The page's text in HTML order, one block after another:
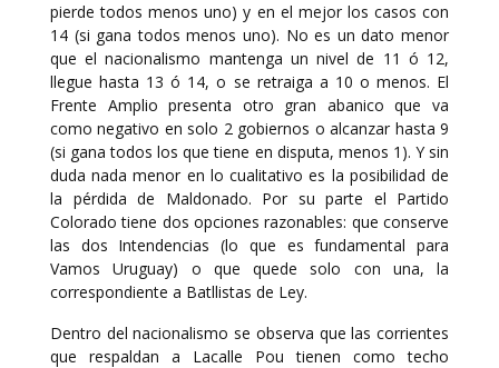
pierde todos menos uno) y en el mejor los casos con
14 (si gana todos menos uno). No es un dato menor
que el nacionalismo mantenga un nivel de 11 ó 12,
llegue hasta 13 ó 14, o se retraiga a 10 o menos. El
Frente Amplio presenta otro gran abanico que va
como negativo en solo 2 gobiernos o alcanzar hasta 9
(si gana todos los que tiene en disputa, menos 1). Y sin
duda nada menor en lo cualitativo es la posibilidad de
la pérdida de Maldonado. Por su parte el Partido
Colorado tiene dos opciones razonables: que conserve
las dos Intendencias (lo que es fundamental para
Vamos Uruguay) o que quede solo con una, la
correspondiente a Batllistas de Ley.
Dentro del nacionalismo se observa que las corrientes
que respaldan a Lacalle Pou tienen como techo